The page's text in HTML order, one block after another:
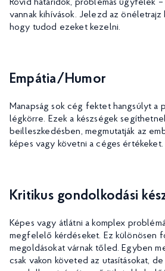
Rövid határidők, problémás ügyfelek
vannak kihívások. Jelezd az önéletrajz
hogy tudod ezeket kezelni.
Empátia/Humor
Manapság sok cég fektet hangsúlyt a
légkörre. Ezek a készségek
beilleszkedésben, megmutatják az
képes vagy követni a céges értékeket.
Kritikus gondolkodási
Képes vagy átlátni a komplex
megfelelő kérdéseket. Ez különösen
megoldásokat várnak tőled. Egyben
csak vakon követed az utasításokat,